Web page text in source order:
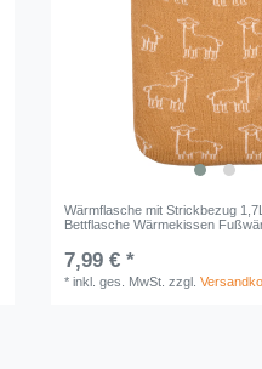
Wärmflasche mit Strickbezug
Bettflasche Wärmekissen
7,99 € *
*inkl. ges. MwSt. zzgl.